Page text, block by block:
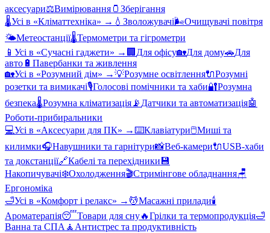
аксесуари⚖️Вимірювання 🫙 Зберігання
🌡️Усі в «Кліматтехніка» → 💧 Зволожувачі🌬️Очищувачі повітря
🌤️Метеостанції🌡️Термометри та гігрометри
📱 Усі в «Сучасні гаджети» → 🏢 Для офісу🏡Для дому🚗Для
авто 🔋 Павербанки та живлення
🏡Усі в «Розумний дім» →💡Розумне освітлення🔌Розумні
розетки та вимикачі🎙️Голосові помічники та хаби🔐Розумна
безпека🌡️Розумна кліматизація 📡 Датчики та автоматизація🤖
Роботи-прибиральники
💻Усі в «Аксесуари для ПК» →⌨️Клавіатури🖱️Миші та
килимки🎧Навушники та гарнітури📸Веб-камери🔌USB-хаби
та докстанції🔗Кабелі та перехідники 💾
Накопичувачі❄️Охолодження🎬Стримінгове обладнання🪑
Ергономіка
🛁Усі в «Комфорт і релакс» → 💆Масажні прилади🕯️
Ароматерапія😴Товари для сну🔥Грілки та термопродукція🛁
Ванна та СПА 🧘 Антистрес та продуктивність